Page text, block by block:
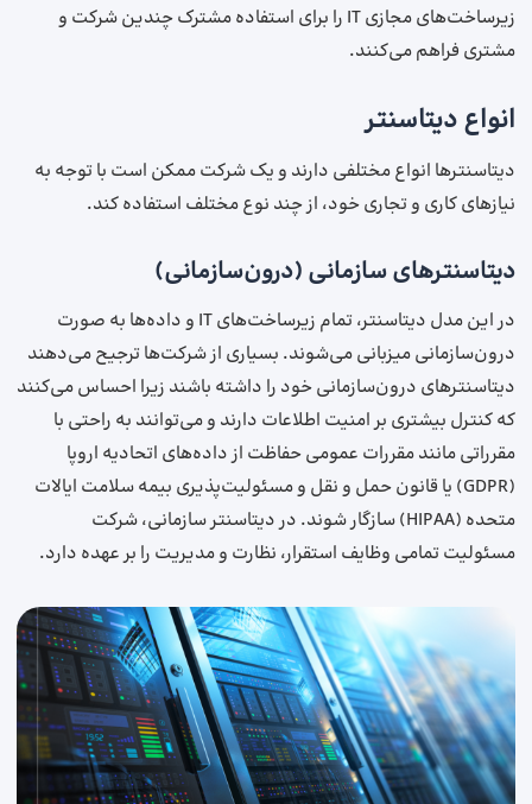
زیرساخت‌های مجازی IT را برای استفاده مشترک چندین شرکت و
مشتری فراهم می‌کنند.
انواع دیتاسنتر
دیتاسنترها انواع مختلفی دارند و یک شرکت ممکن است با توجه به
نیازهای کاری و تجاری خود، از چند نوع مختلف استفاده کند.
دیتاسنترهای سازمانی (درون‌سازمانی)
در این مدل دیتاسنتر، تمام زیرساخت‌های IT و داده‌ها به ‌صورت
درون‌سازمانی میزبانی می‌شوند. بسیاری از شرکت‌ها ترجیح می‌دهند
دیتاسنترهای درون‌سازمانی خود را داشته باشند زیرا احساس می‌کنند
که کنترل بیشتری بر امنیت اطلاعات دارند و می‌توانند به راحتی با
مقرراتی مانند مقررات عمومی حفاظت از داده‌های اتحادیه اروپا
(GDPR) یا قانون حمل و نقل و مسئولیت‌پذیری بیمه سلامت ایالات
متحده (HIPAA) سازگار شوند. در دیتاسنتر سازمانی، شرکت
مسئولیت تمامی وظایف استقرار، نظارت و مدیریت را بر عهده دارد.